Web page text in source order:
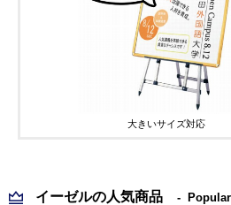
大きいサイズ対応
イーゼルの人気商品